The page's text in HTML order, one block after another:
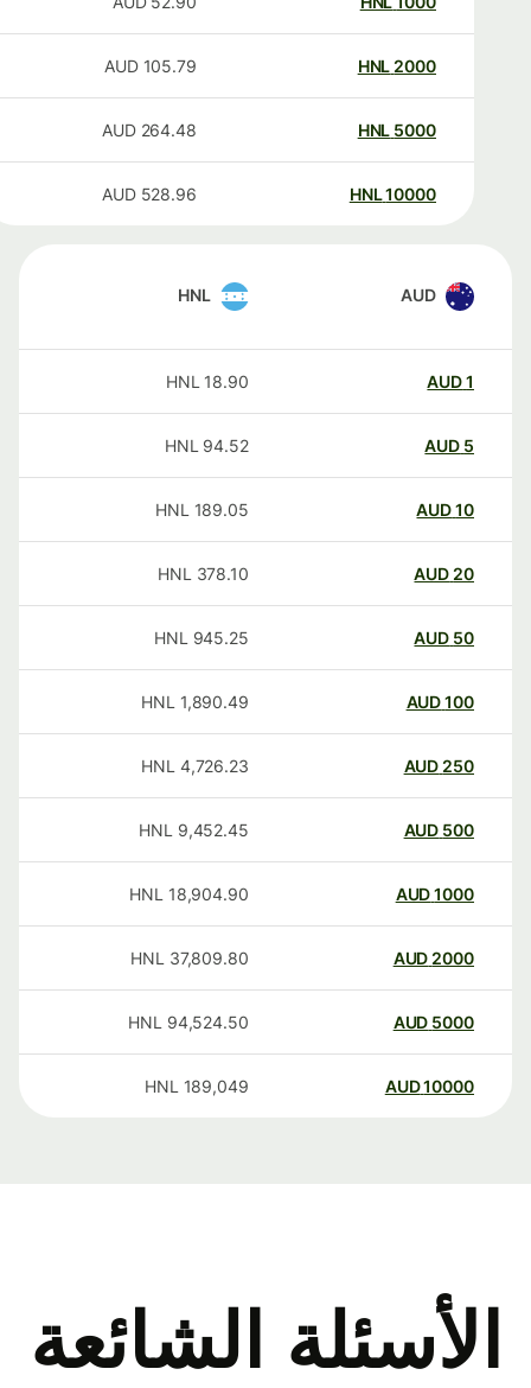
2000
HNL
105.79
AUD
5000
HNL
264.48
AUD
10000
HNL
528.96
AUD
AUD
HNL
AUD
18.90
HNL
AUD
94.52
HNL
AUD
189.05
HNL
20
AUD
378.10
HNL
50
AUD
945.25
HNL
100
AUD
1,890.49
HNL
250
AUD
4,726.23
HNL
500
AUD
9,452.45
HNL
1000
AUD
18,904.90
HNL
2000
AUD
37,809.80
HNL
5000
AUD
94,524.50
HNL
10000
AUD
189,049
HNL
الأسئلة الشائعة